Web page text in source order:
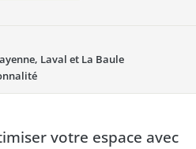
Laval et La Baule
votre espace avec